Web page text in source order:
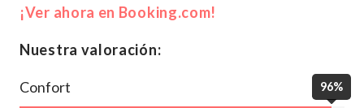
¡Ver ahora en Booking.com!
Nuestra valoración:
Confort 96%